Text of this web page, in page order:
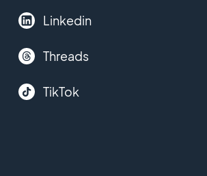
Linkedin
Threads
TikTok